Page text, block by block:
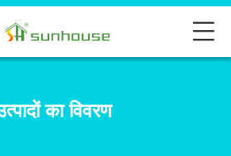
का विवरण